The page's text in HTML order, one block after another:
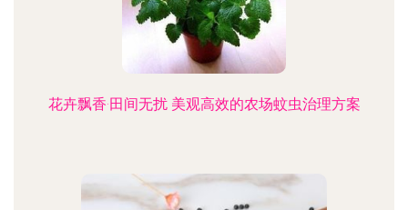
花卉飘香·田间无扰 美观高效的农场蚊虫治理方案